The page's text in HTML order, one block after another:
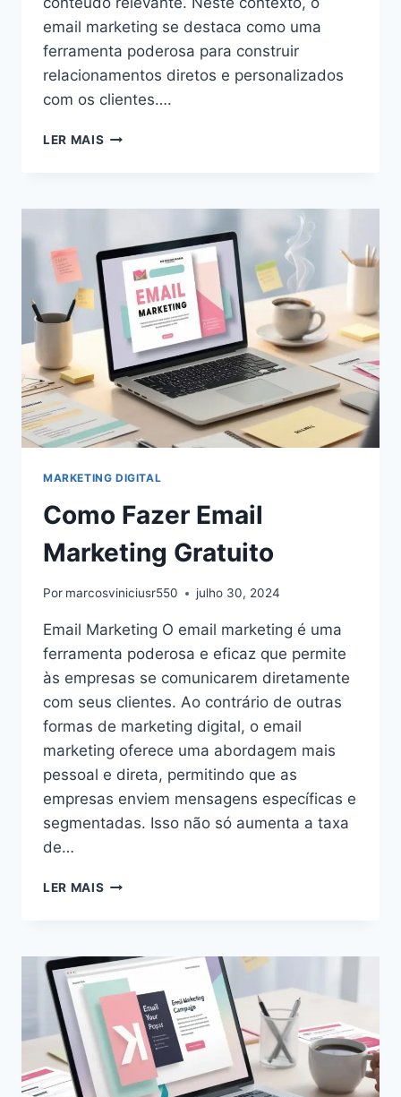
email marketing se destaca como uma
ferramenta poderosa para construir
relacionamentos diretos e personalizados
com os clientes….
LER MAIS COMO
GUIA
PARA
INICIANTES
MARKETING DIGITAL
Como Fazer Email
Marketing Gratuito
Por marcosviniciusr550 julho 30, 2024
Email Marketing O email marketing é uma
ferramenta poderosa e eficaz que permite
às empresas se comunicarem diretamente
com seus clientes. Ao contrário de outras
formas de marketing digital, o email
marketing oferece uma abordagem mais
pessoal e direta, permitindo que as
empresas enviem mensagens específicas e
segmentadas. Isso não só aumenta a taxa
de…
LER MAIS COMO
GRATUITO